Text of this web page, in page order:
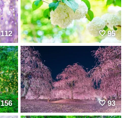
112 95
156 93